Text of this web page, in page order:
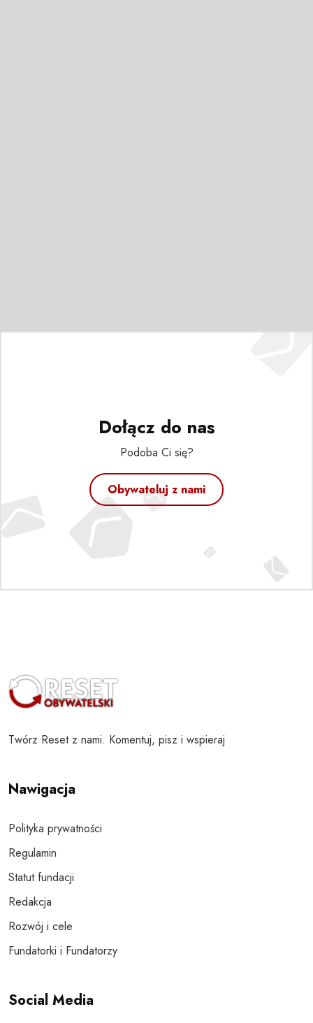
Dołącz do nas
Podoba Ci się?
Obywateluj z nami
Twórz Reset z nami. Komentuj, pisz i wspieraj
Nawigacja
Polityka prywatności
Regulamin
Statut fundacji
Redakcja
Rozwój i cele
Fundatorki i Fundatorzy
Social Media